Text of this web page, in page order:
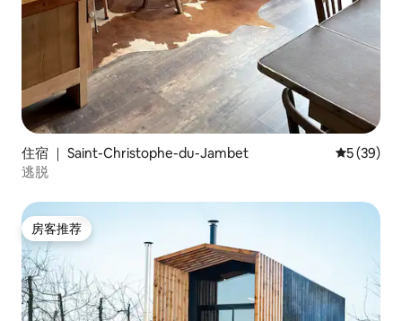
住宿 ｜ Saint-Christophe-du-Jambet 平均评分
5 (39)
逃脱
房客推荐
房客推荐